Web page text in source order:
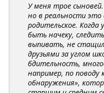
У меня трое
но в реальности это
родительское. Когда
быть начеку,
выпивать, не
друзьями за углом
бдительность,
например, по поводу
обнаружения»,